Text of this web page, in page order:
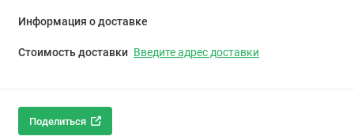
Информация о доставке
Стоимость доставки Введите адрес доставки
Поделиться